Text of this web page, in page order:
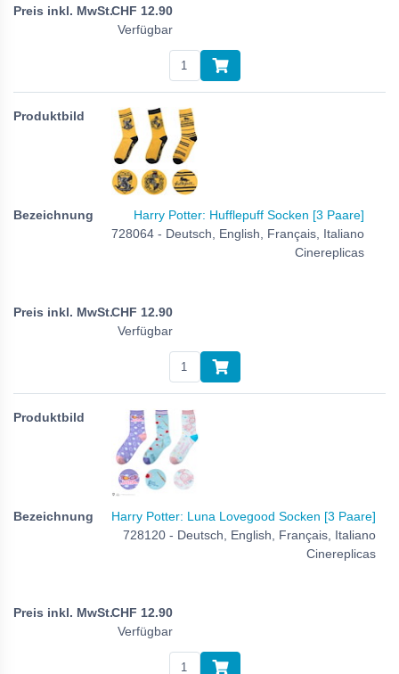
CHF 12.90
Verfügbar
Harry Potter: Hufflepuff Socken [3 Paare]
728064 - Deutsch, English, Français, Italiano
Cinereplicas
CHF 12.90
Verfügbar
Harry Potter: Luna Lovegood Socken [3 Paare]
728120 - Deutsch, English, Français, Italiano
Cinereplicas
CHF 12.90
Verfügbar